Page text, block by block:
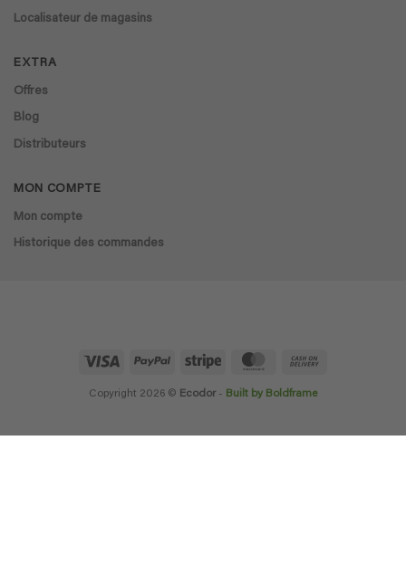
Localisateur de magasins
EXTRA
Offres
Blog
Distributeurs
MON COMPTE
Mon compte
Historique des commandes
Visa PayPal Stripe MasterCard
Copyright 2026 © Ecodor- Built by Boldframe